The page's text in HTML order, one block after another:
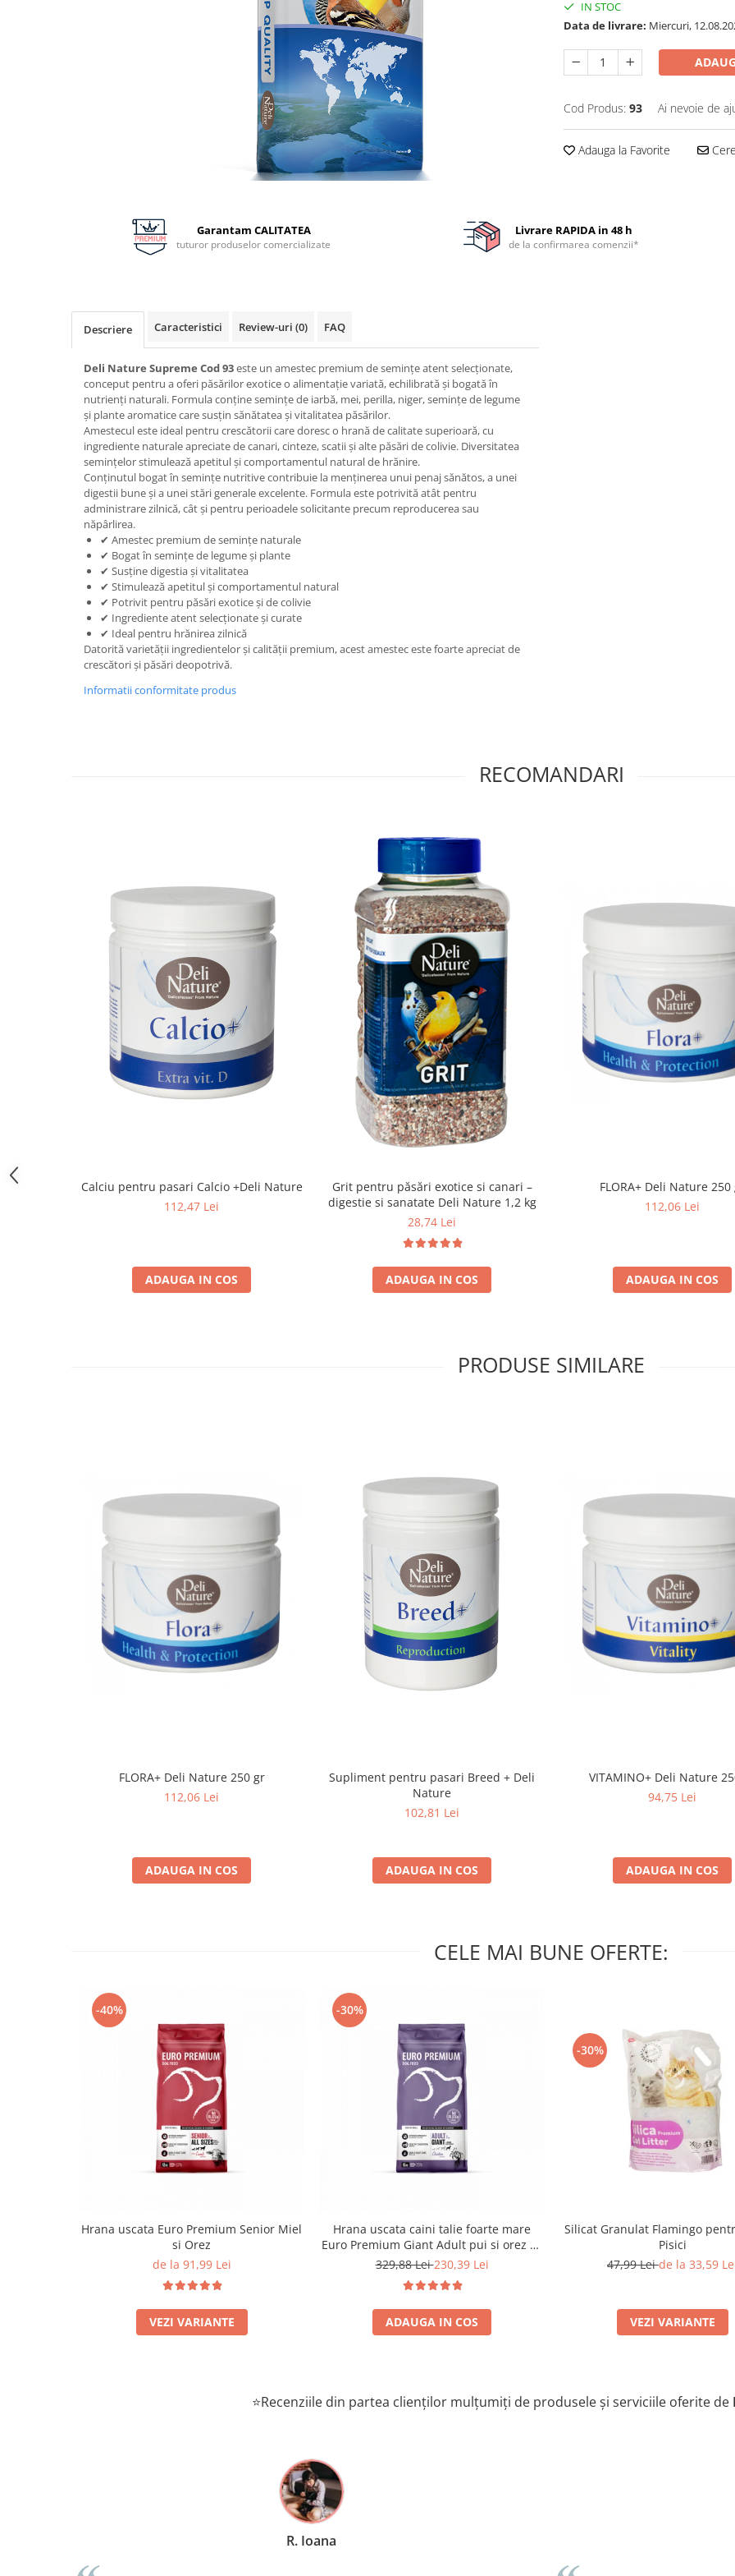
Facebook
IN STOC
Data de livrare: Miercuri,
Cod Produs: 93 Ai nevoie de
Adauga la Favorite
Garantam CALITATEA
tuturor produselor comercializate
Livrare RAPIDA in 48 h
de la confirmarea comenzii*
Descriere Caracteristici Review-uri (0) FAQ
Deli Nature Supreme Cod 93este un amestec premium de semințe atent selecționate,
conceput pentru a oferi păsărilor exotice o alimentație variată, echilibrată și bogată în
nutrienți naturali. Formula conține semințe de iarbă, mei, perilla, niger, semințe de legume
și plante aromatice care susțin sănătatea și vitalitatea păsărilor.
Amestecul este ideal pentru crescătorii care doresc o hrană de calitate superioară, cu
ingrediente naturale apreciate de canari, cinteze, scatii și alte păsări de colivie. Diversitatea
semințelor stimulează apetitul și comportamentul natural de hrănire.
Conținutul bogat în semințe nutritive contribuie la menținerea unui penaj sănătos, a unei
digestii bune și a unei stări generale excelente. Formula este potrivită atât pentru
administrare zilnică, cât și pentru perioadele solicitante precum reproducerea sau
năpârlirea.
✔ Amestec premium de semințe naturale
✔ Bogat în semințe de legume și plante
✔ Susține digestia și vitalitatea
✔ Stimulează apetitul și comportamentul natural
✔ Potrivit pentru păsări exotice și de colivie
✔ Ingrediente atent selecționate și curate
✔ Ideal pentru hrănirea zilnică
Datorită varietății ingredientelor și calității premium, acest amestec este foarte apreciat de
crescători și păsări deopotrivă.
Informatii conformitate produs
RECOMANDARI
Calciu pentru pasari Calcio +Deli Nature
112,47 Lei
ADAUGA IN COS
Grit pentru păsări exotice si canari –
digestie si sanatate Deli Nature 1,2 kg
28,74 Lei
ADAUGA IN COS
FLORA+ Deli Nature
112,06 Lei
ADAUGA IN COS
PRODUSE SIMILARE
FLORA+ Deli Nature 250 gr
112,06 Lei
ADAUGA IN COS
Supliment pentru pasari Breed + Deli
Nature
102,81 Lei
ADAUGA IN COS
VITAMINO+ Deli
94,75 Lei
ADAUGA IN COS
CELE MAI BUNE OFERTE:
-40%
Hrana uscata Euro Premium Senior Miel
si Orez
de la 91,99 Lei
VEZI VARIANTE
-30%
Hrana uscata caini talie foarte mare
Euro Premium Giant Adult pui si orez 15
Kg
329,88 Lei230,39 Lei
ADAUGA IN COS
-30%
Silicat Granulat Flamingo
Pisici
47,99 Leide la 33,59
VEZI VARIANTE
⭐Recenziile din partea clienților mulțumiți de produsele și serviciile oferite de
M. George